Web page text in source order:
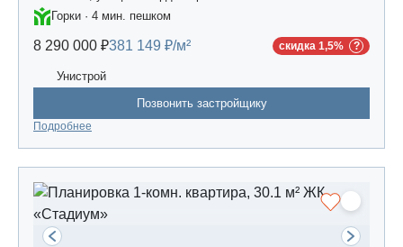
Горки · 4 мин. пешком
8 290 000 ₽381 149 ₽/м² скидка 1,5%
Унистрой
Позвонить застройщику
Подробнее